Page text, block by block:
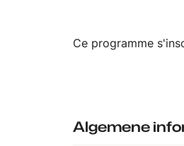
Ce programme
Algemene